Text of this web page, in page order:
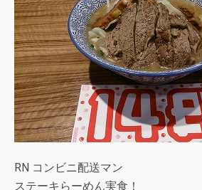
RN コンビニ配送マン
ステーキらーめん実食！